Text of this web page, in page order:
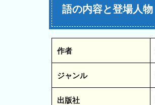
語の内容と登場人物
作者
ジャンル
出版社